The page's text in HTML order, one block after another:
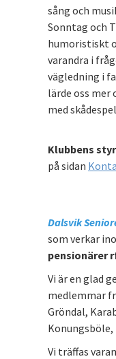
sång och
Sonntag och
humoristiskt
varandra i
vägledning i
lärde oss mer
med
Klubbens
på sidan
Dalsvik
som verkar
pensionärer
Vi är en glad
medlemmar
Gröndal,
Konungsböle,
Vi träffas